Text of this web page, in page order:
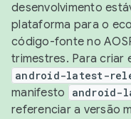
desenvolvimento
plataforma para o
código-fonte no
trimestres. Para criar
android-latest-
manifesto
android-
referenciar a versão